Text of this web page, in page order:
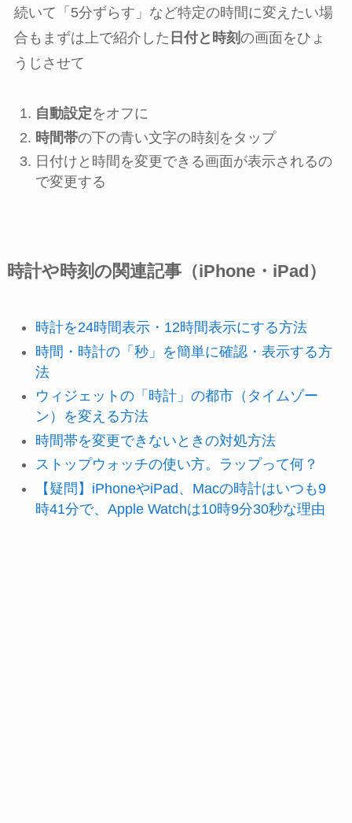
続いて「5分ずらす」など特定の時間に変えたい場
合もまずは上で紹介した 日付と時刻の画面をひょ
うじさせて
自動設定をオフに
時間帯の下の青い文字の時刻をタップ
日付けと時間を変更できる画面が表示されるの
で変更する
時計や時刻の関連記事（iPhone・iPad）
時計を24時間表示・12時間表示にする方法
時間・時計の「秒」を簡単に確認・表示する方
法
ウィジェットの「時計」の都市（タイムゾー
ン）を変える方法
時間帯を変更できないときの対処方法
ストップウォッチの使い方。ラップって何？
【疑問】iPhoneやiPad、Macの時計はいつも9
時41分で、Apple Watchは10時9分30秒な理由